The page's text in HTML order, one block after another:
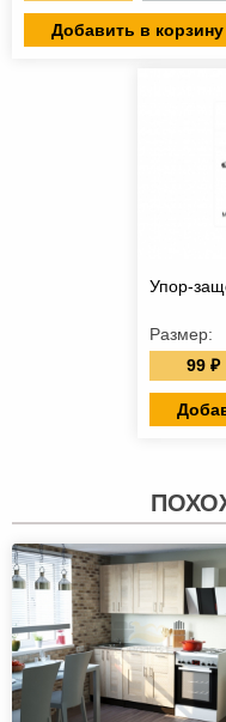
Добавить в корзину
Упор-
Размер:
99 ₽